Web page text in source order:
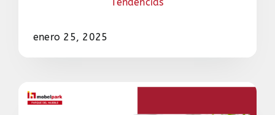
enero 25, 2025